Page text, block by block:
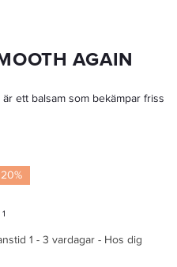
AGAIN
ett balsam som bekämpar friss
1
1 - 3 vardagar - Hos dig